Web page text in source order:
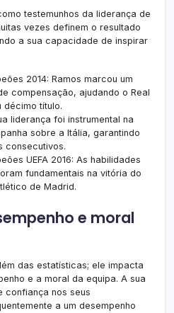
testemunhos da liderança de
vezes definem o resultado
a sua capacidade de inspirar
2014: Ramos marcou um
compensação, ajudando o Real
décimo título.
liderança foi instrumental na
sobre a Itália, garantindo
consecutivos.
UEFA 2016: As habilidades
fundamentais na vitória do
de Madrid.
e moral
das estatísticas; ele impacta
e a moral da equipa. A sua
confiança nos seus
a um desempenho